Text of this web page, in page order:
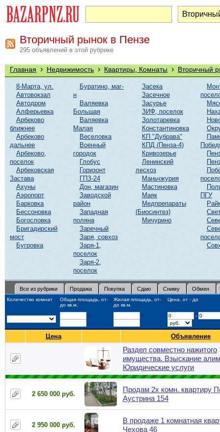
Вторичный рынок в Пензе
295 объявлений в этой рубрике
Главная › Недвижимость › Квартиры, Комнаты › Вторичный
8-Марта, ул.
Автовокзал
Автодром
Алферьевка
Арбеково
ближнее
Арбеково
дальнее
Арбеково,
поселок
Арбековская
Застава
Ахуны
Аэропорт
Барковка
Бессоновка
Богословка
Бригадирский
мост
Бугровка
Буратино, маг-
н
Валяевка
Большая
Валяевка
Малая
Веселовка
Военный
городок
Глобус
Горизонт
ГПЗ-24
Дон, магазин
Заводской
район
Западная
поляна
Заречный
Заря, совхоз
Заря-1,
поселок
Заря-2,
поселок
Засека
Засечное
Засурье
ЗИФ, поселок
Золотаревка
Константиновка
КП "Дубрава"
КПД (Пенза-4)
Кривозерье
Ленинский
лесхоз
Маньчжурия
Мастиновка
Маяк
Медпрепараты
(Биосинтез)
Мичурино
ПГУ
Все из рубрики Продажа Покупка Сдаю Сниму Обмен
Количество комнат
Общая площадь, от-
до кв.м.
Жилая площадь, от-
до кв.м.
Цена, от - до
- - -
Цена Объявление
Раздел совместно нажитого
имущества. Взыскание
Юридические услуги
2 650 000 руб.
Продам 2х комн. квартиру
Аустрина 154
2 950 000 руб.
В продаже 1 комнатная
Чехова 46